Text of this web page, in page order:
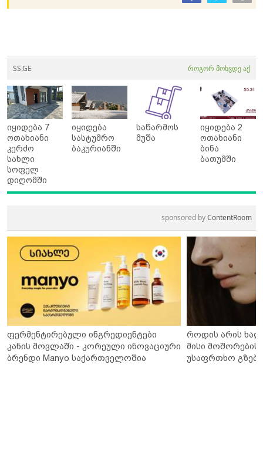
SS.GE როგორ მოხვდე აქ
იყიდება 7
ოთახიანი
კერძო
სახლი
სოფელ
დიღომში
იყიდება
სასტუმრო
ბაკურიანში
საწარმოს
მუშა
იყიდება 2
ოთახიანი
ბინა
ბათუმში
sponsored byContentRoom
ფერმენტირებული ინგრედიენტები
კანის მოვლაში - კორეული ინოვაციური
ბრენდი Manyo საქართველოშია
როდის არის
მისი მოშორების
უსაფრთხო გზები